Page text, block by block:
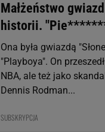
Małżeństwo
historii.
Ona była gwiazdą
"Playboya". On
NBA, ale też jako
Dennis Rodman...
SUBSKRYPCJA